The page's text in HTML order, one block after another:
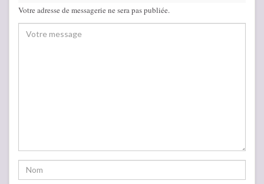
Votre adresse de messagerie ne sera pas publiée.